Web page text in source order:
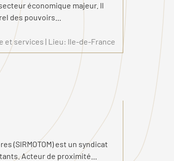
économique majeur. Il
des pouvoirs...
et services | Lieu: Ile-de-France
(SIRMOTOM) est un syndicat
Acteur de proximité...